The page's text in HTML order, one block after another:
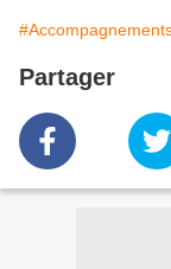
Partager